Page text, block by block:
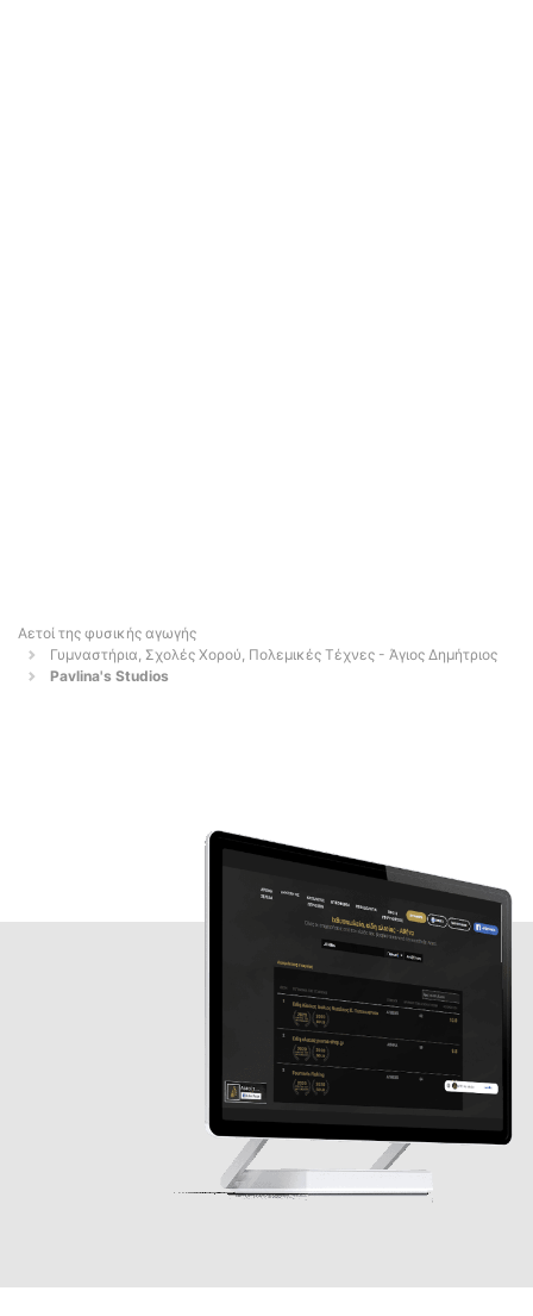
Αετοί της φυσικής αγωγής
Γυμναστήρια, Σχολές Χορού, Πολεμικές Τέχνες - Άγιος Δημήτριος
Pavlina's Studios